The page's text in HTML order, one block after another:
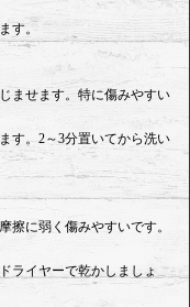
す。
ませます。特に傷みやすい
す。2～3分置いてから洗い
擦に弱く傷みやすいです。
ライヤーで乾かしましょ